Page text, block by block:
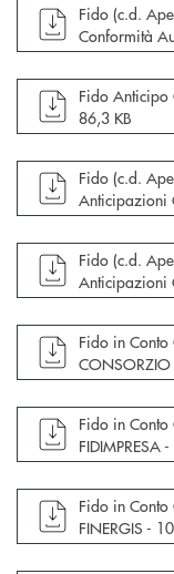
apre
Fido (c.d.
Conformità
apre
Fido Anticipo
86,3 KB
apre
Fido (c.d.
Anticipazioni
apre
Fido (c.d.
Anticipazioni
apre
Fido in
CONSORZIO
apre
Fido in
FIDIMPRESA -
apre
Fido in
FINERGIS -